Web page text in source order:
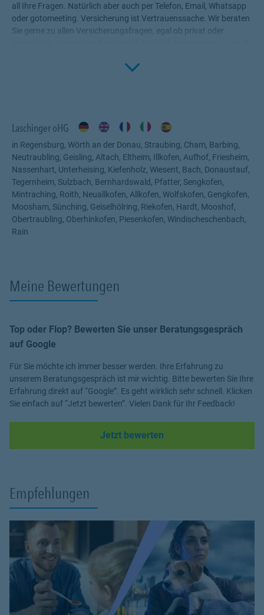
all Ihre Fragen. Natürlich aber auch per Telefon, Email, Whatsapp
oder gotomeeting. Versicherung ist Vertrauenssache. Wir beraten
Sie gerne zu allen Versicherungsfragen, egal ob privat oder
Immobilienvermittlung geht. Besuchen Sie uns in unserem
Click to
Laschinger oHG
in Regensburg, Wörth an der Donau, Straubing, Cham, Barbing,
Neutraubling, Geisling, Altach, Eltheim, Illkofen, Aufhof, Friesheim,
Nassenhart, Unterheising, Kiefenholz, Wiesent, Bach, Donaustauf,
Tegernheim, Sulzbach, Bernhardswald, Pfatter, Sengkofen,
Mintraching, Roith, Neuallkofen, Allkofen, Wolfskofen, Gengkofen,
Moosham, Sünching, Geiselhölring, Riekofen, Hardt, Mooshof,
Obertraubling, Oberhinkofen, Piesenkofen, Windischeschenbach,
Rain
Meine Bewertungen
Top oder Flop? Bewerten Sie unser Beratungsgespräch
auf Google
Für Sie möchte ich immer besser werden. Ihre Erfahrung zu
unserem Beratungsgespräch ist mir wichtig. Bitte bewerten Sie Ihre
Erfahrung direkt auf “Google”. Es geht wirklich sehr schnell. Klicken
Sie einfach auf “Jetzt bewerten”. Vielen Dank für Ihr Feedback!
Jetzt bewerten
Empfehlungen